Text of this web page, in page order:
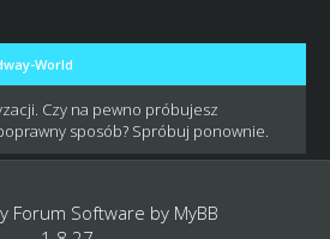
World
Czy na pewno próbujesz
sposób? Spróbuj ponownie.
Forum Software by MyBB